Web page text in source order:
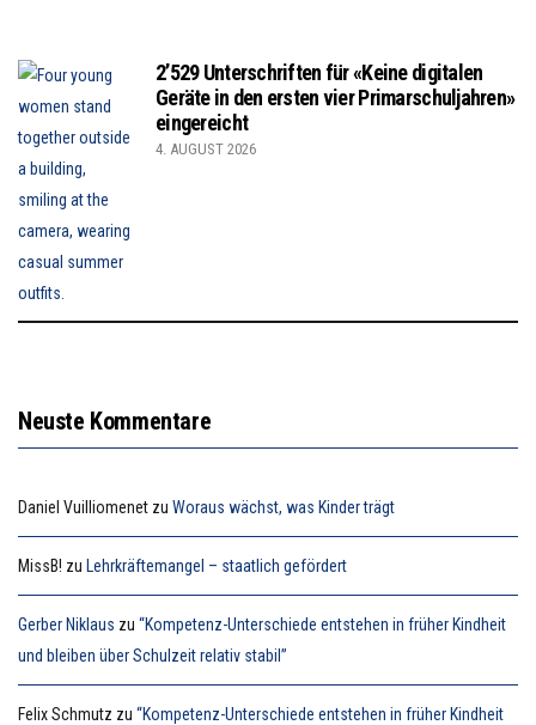
2’529 Unterschriften für «Keine digitalen
Geräte in den ersten vier Primarschuljahren»
eingereicht
4. AUGUST 2026
Neuste Kommentare
Daniel Vuilliomenet zu Woraus wächst, was Kinder trägt
MissB! zu Lehrkräftemangel – staatlich gefördert
Gerber Niklaus zu “Kompetenz-Unterschiede entstehen in früher Kindheit
und bleiben über Schulzeit relativ stabil”
Felix Schmutz zu “Kompetenz-Unterschiede entstehen in früher Kindheit